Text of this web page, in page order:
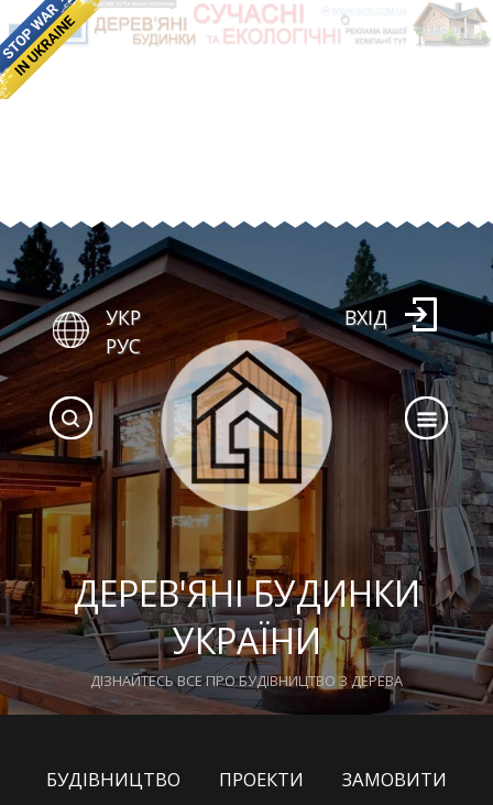
ДЕРЕВ'ЯНІ БУДИНКИ
УКРАЇНИ
ДІЗНАЙТЕСЬ ВСЕ ПРО БУДІВНИЦТВО З ДЕРЕВА
УКР
РУС
ВХІД
БУДІВНИЦТВО ПРОЕКТИ
ЗАМОВИТИ